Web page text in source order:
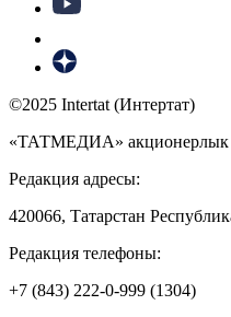
©2025 Intertat (Интертат)
«ТАТМЕДИА» акционерлык
Редакция адресы:
420066, Татарстан
Редакция телефоны:
+7 (843) 222-0-999 (1304)